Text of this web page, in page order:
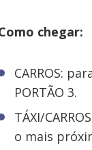
chegar:
CARROS:
PORTÃO 3.
TÁXI/
o mais